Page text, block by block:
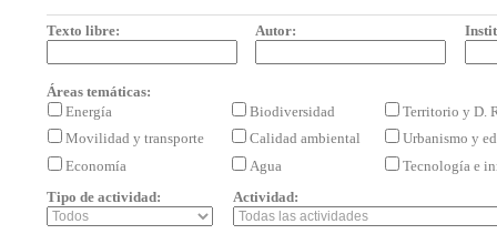
Texto libre: Autor:
Áreas temáticas:
Energía
Biodiversidad
Territorio y D.
Movilidad y transporte
Calidad ambiental
Urbanismo y
Economía
Agua
Tecnología e
Tipo de actividad:
Actividad: